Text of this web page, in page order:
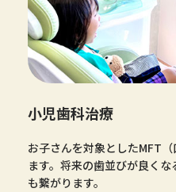
⼩児⻭科治療
お⼦さんを対象としたMFT
ます。将来の⻭並びが良く
も繋がります。